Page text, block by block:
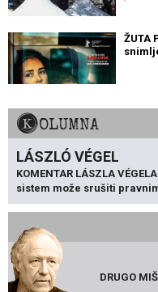
ŽUTA
KOLUMNA
LÁSZLÓ VÉGEL
KOMENTAR LÁSZLA
sistem može srušiti
DRUGO